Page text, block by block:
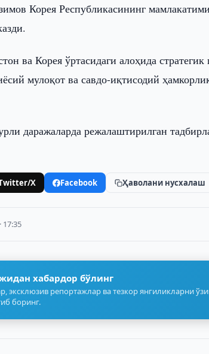
Корея Республикасининг
ва Корея ўртасидаги алоҳида
мулоқот ва савдо-иқтисодий
даражаларда режалаштирилган
X Facebook Ҳаволани нусхалаш
17:35
хабардор бўлинг
эксклюзив репортажлар ва тезкор янгиликларни
боринг.